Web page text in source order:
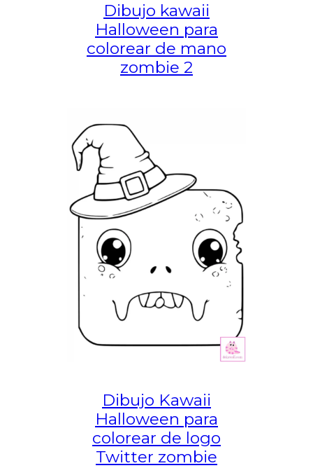
Dibujo kawaii
Halloween para
colorear de mano
zombie 2
Dibujo Kawaii
Halloween para
colorear de logo
Twitter zombie